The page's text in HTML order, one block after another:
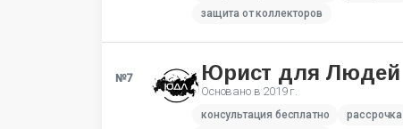
защита от коллекторов
№7 Юрист для Людей
Основано в 2019 г.
консультация бесплатно
рассрочка